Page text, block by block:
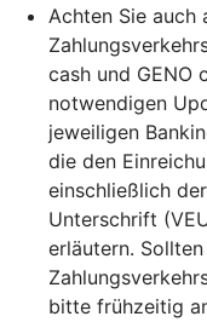
Achten Sie auch
cash und GENO
notwendigen
jeweiligen
die den
einschließlich
Unterschrift
erläutern.
bitte frühzeitig